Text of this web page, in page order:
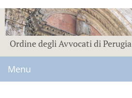
Ordine degli Avvocati di Perugia
Menu